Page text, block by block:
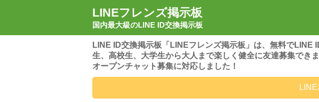
LINEフレンズ掲示板
国内最大級のLINE ID交換掲示板
LINE ID交換掲示板「LINEフレンズ掲示板」は、無料で
生、高校生、大学生から大人まで楽しく健全に友達募集できま
オープンチャット募集に対応しました！